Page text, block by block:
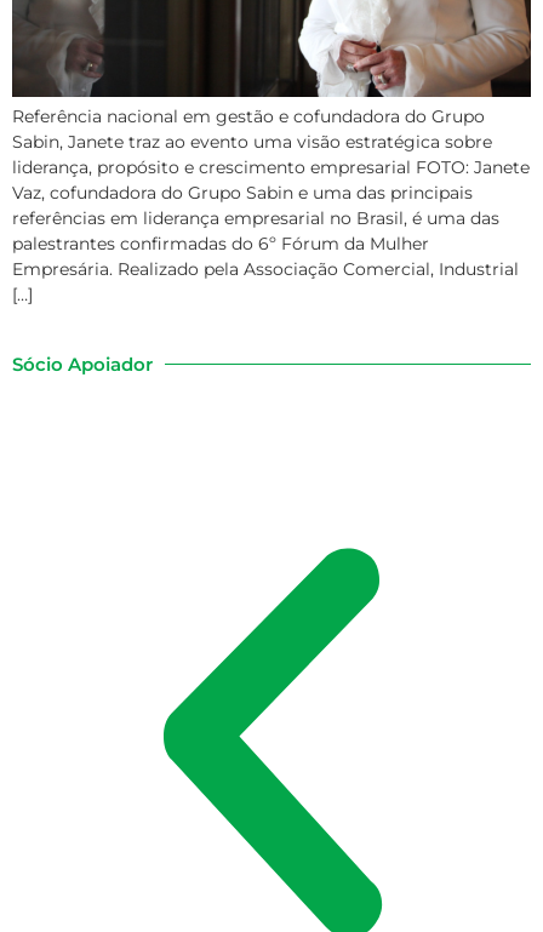
Referência nacional em gestão e cofundadora do Grupo
Sabin, Janete traz ao evento uma visão estratégica sobre
liderança, propósito e crescimento empresarial FOTO: Janete
Vaz, cofundadora do Grupo Sabin e uma das principais
referências em liderança empresarial no Brasil, é uma das
palestrantes confirmadas do 6º Fórum da Mulher
Empresária. Realizado pela Associação Comercial, Industrial
[…]
Sócio Apoiador